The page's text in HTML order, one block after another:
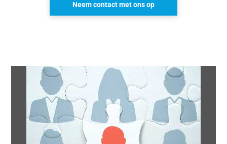
Neem contact met ons op